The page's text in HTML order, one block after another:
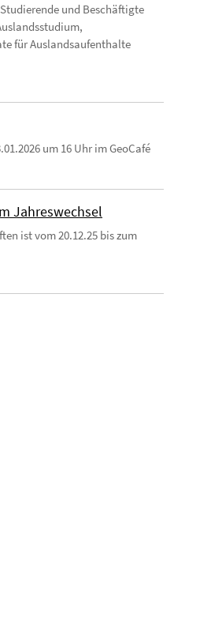
und Beschäftigte
für Auslandsaufenthalte
um 16 Uhr im GeoCafé
Jahreswechsel
ist vom 20.12.25 bis zum